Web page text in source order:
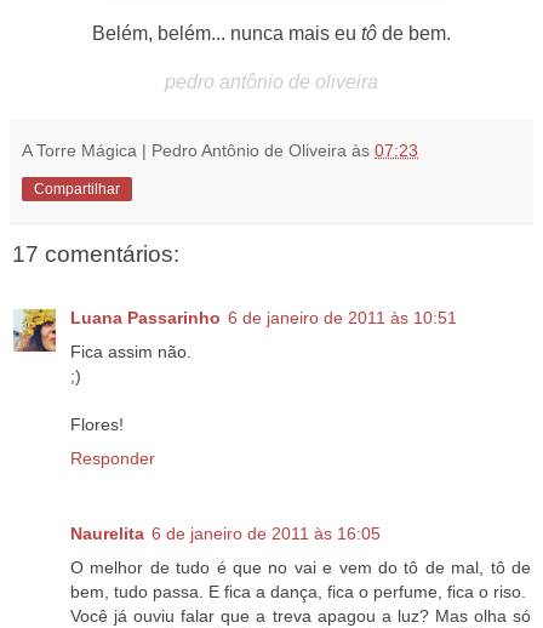
Belém, belém... nunca mais eu tô de bem.
pedro antônio de oliveira
A Torre Mágica | Pedro Antônio de Oliveira às 07:23
Compartilhar
17 comentários:
Luana Passarinho 6 de janeiro de 2011 às 10:51
Fica assim não.
;)
Flores!
Responder
Naurelita 6 de janeiro de 2011 às 16:05
O melhor de tudo é que no vai e vem do tô de mal, tô de
bem, tudo passa. E fica a dança, fica o perfume, fica o riso.
Você já ouviu falar que a treva apagou a luz? Mas olha só